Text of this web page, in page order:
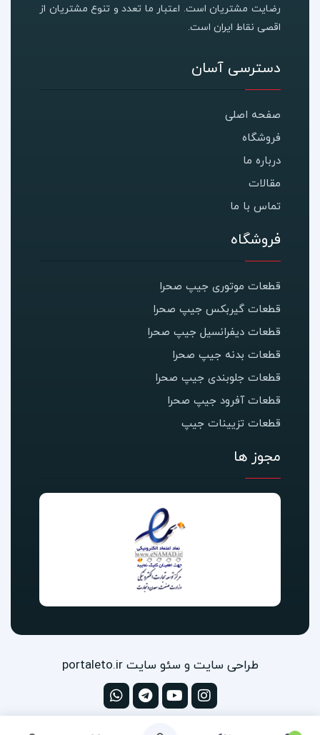
رضایت مشتریان است. اعتبار ما تعدد و تنوع مشتریان از
اقصی نقاط ایران است.
دسترسی آسان
صفحه اصلی
فروشگاه
درباره ما
مقالات
تماس با ما
فروشگاه
قطعات موتوری جیپ صحرا
قطعات گیربکس جیپ صحرا
قطعات دیفرانسیل جیپ صحرا
قطعات بدنه جیپ صحرا
قطعات جلوبندی جیپ صحرا
قطعات آفرود جیپ صحرا
قطعات تزیینات جیپ
مجوز ها
طراحی سایت و سئو سایت portaleto.ir